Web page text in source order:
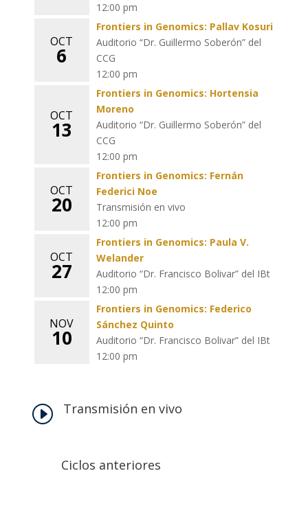
12:00 pm
OCT
6
Frontiers in Genomics: Pallav Kosuri
Auditorio “Dr. Guillermo Soberón” del
CCG
12:00 pm
OCT
13
Frontiers in Genomics: Hortensia
Moreno
Auditorio “Dr. Guillermo Soberón” del
CCG
12:00 pm
OCT
20
Frontiers in Genomics: Fernán
Federici Noe
Transmisión en vivo
12:00 pm
OCT
27
Frontiers in Genomics: Paula V.
Welander
Auditorio “Dr. Francisco Bolivar” del IBt
12:00 pm
NOV
10
Frontiers in Genomics: Federico
Sánchez Quinto
Auditorio “Dr. Francisco Bolivar” del IBt
12:00 pm
I Transmisión en vivo
Ciclos anteriores